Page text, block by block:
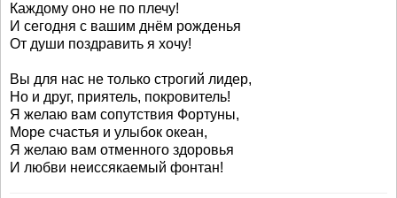
Каждому оно не по плечу!
И сегодня с вашим днём рожденья
От души поздравить я хочу!
Вы для нас не только строгий лидер,
Но и друг, приятель, покровитель!
Я желаю вам сопутствия Фортуны,
Море счастья и улыбок океан,
Я желаю вам отменного здоровья
И любви неиссякаемый фонтан!